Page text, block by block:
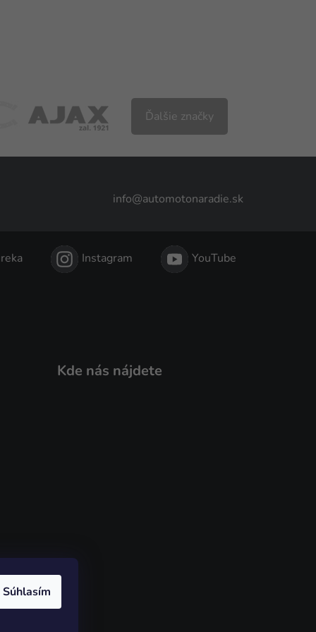
Súhlasím
Ďalšie značky
info@automotonaradie.sk
Instagram YouTube
Kde nás nájdete